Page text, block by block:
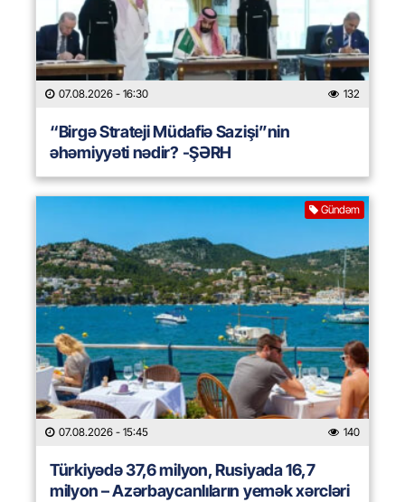
07.08.2026 - 16:30 132
“Birgə Strateji Müdafiə Sazişi”nin
əhəmiyyəti nədir? -ŞƏRH
Gündəm
07.08.2026 - 15:45 140
Türkiyədə 37,6 milyon, Rusiyada 16,7
milyon – Azərbaycanlıların yemək xərcləri